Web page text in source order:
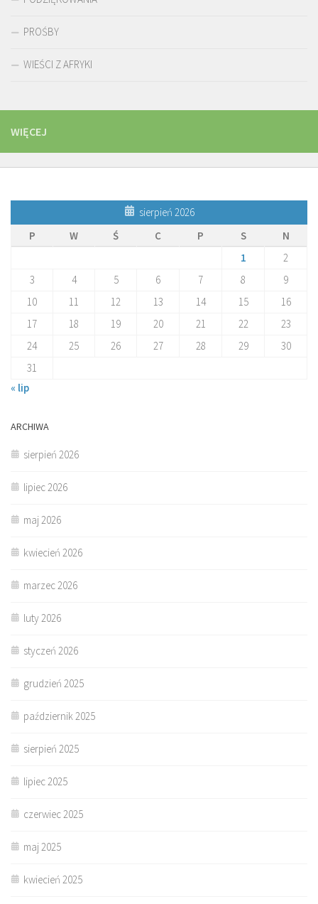
PROŚBY
WIEŚCI Z AFRYKI
WIĘCEJ
sierpień 2026
P
W Ś C P S
N
1
2
3
4 5 6 7 8
9
10
11 12 13 14 15
16
17
18 19 20 21 22
23
24
25 26 27 28 29
30
31
« lip
ARCHIWA
sierpień 2026
lipiec 2026
maj 2026
kwiecień 2026
marzec 2026
luty 2026
styczeń 2026
grudzień 2025
październik 2025
sierpień 2025
lipiec 2025
czerwiec 2025
maj 2025
kwiecień 2025